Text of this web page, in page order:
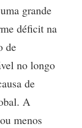
grande
déficit na
de
no longo
de
A
menos